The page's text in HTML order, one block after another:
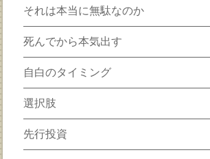
それは本当に無駄なのか
死んでから本気出す
自白のタイミング
選択肢
先行投資